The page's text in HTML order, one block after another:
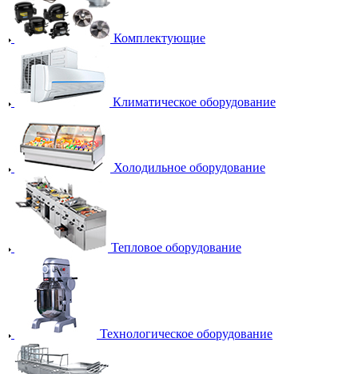
Комплектующие
Климатическое оборудование
Холодильное оборудование
Тепловое оборудование
Технологическое оборудование